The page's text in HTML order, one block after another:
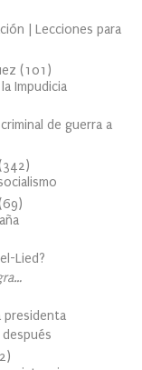
| Lecciones para
(101 )
Impudicia
de guerra a
342)
69)
Lied?
presidenta
)